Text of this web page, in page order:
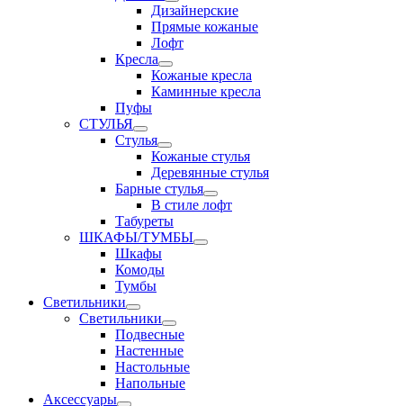
Дизайнерские
Прямые кожаные
Лофт
Кресла
Кожаные кресла
Каминные кресла
Пуфы
СТУЛЬЯ
Стулья
Кожаные стулья
Деревянные стулья
Барные стулья
В стиле лофт
Табуреты
ШКАФЫ/ТУМБЫ
Шкафы
Комоды
Тумбы
Светильники
Светильники
Подвесные
Настенные
Настольные
Напольные
Аксессуары